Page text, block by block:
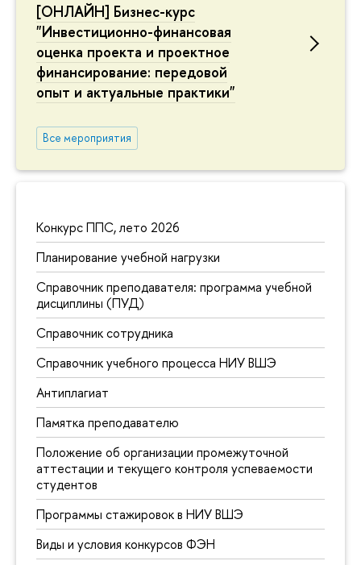
[ОНЛАЙН] Бизнес-курс
"Инвестиционно-финансовая
оценка проекта и проектное
финансирование: передовой
опыт и актуальные практики"
Все мероприятия
Конкурс ППС, лето 2026
Планирование учебной нагрузки
Справочник преподавателя: программа учебной
дисциплины (ПУД)
Справочник сотрудника
Справочник учебного процесса НИУ ВШЭ
Антиплагиат
Памятка преподавателю
Положение об организации промежуточной
аттестации и текущего контроля успеваемости
студентов
Программы стажировок в НИУ ВШЭ
Виды и условия конкурсов ФЭН